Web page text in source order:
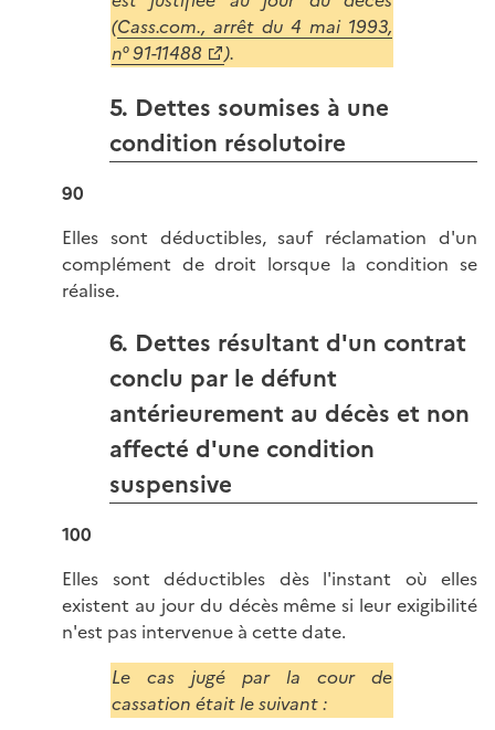
(Cass.com., arrêt du 4 mai 1993,
n° 91-11488
).
5. Dettes soumises à une
condition résolutoire
90
Elles sont déductibles, sauf réclamation d'un
complément de droit lorsque la condition se
réalise.
6. Dettes résultant d'un contrat
conclu par le défunt
antérieurement au décès et non
affecté d'une condition
suspensive
100
Elles sont déductibles dès l'instant où elles
existent au jour du décès même si leur exigibilité
n'est pas intervenue à cette date.
Le cas jugé par la cour de
cassation était le suivant :